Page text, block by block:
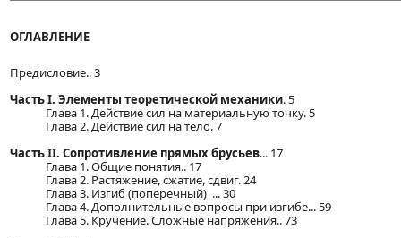
ОГЛАВЛЕНИЕ
Предисловие.. 3
Часть I. Элементы теоретической механики. 5
Глава 1. Действие сил на материальную точку. 5
Глава 2. Действие сил на тело. 7
Часть II. Сопротивление прямых брусьев... 17
Глава 1. Общие понятия.. 17
Глава 2. Растяжение, сжатие, сдвиг. 24
Глава 3. Изгиб (поперечный) ... 30
Глава 4. Дополнительные вопросы при изгибе... 59
Глава 5. Кручение. Сложные напряжения.. 73